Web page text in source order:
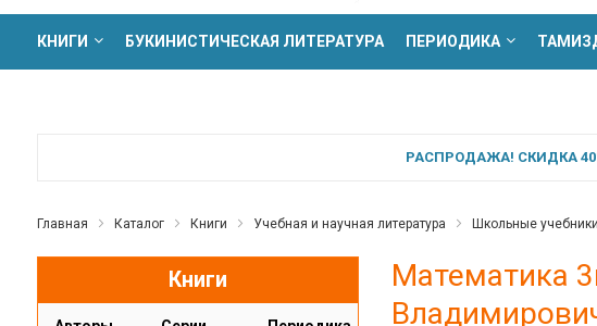
КНИГИ БУКИНИСТИЧЕСКАЯ ЛИТЕРАТУРА ПЕРИОДИКА
РАСПРОДАЖА! СКИДКА
Главная Каталог Книги Учебная и научная литература Школьные
Книги
Математика